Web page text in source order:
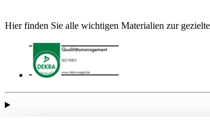
Hier finden Sie alle wichtigen Materialien zur